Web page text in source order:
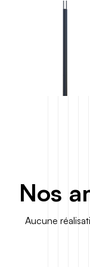
Nos a
Aucune